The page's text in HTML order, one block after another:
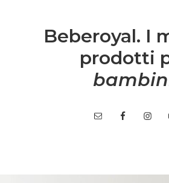
Beberoyal. I
prodotti